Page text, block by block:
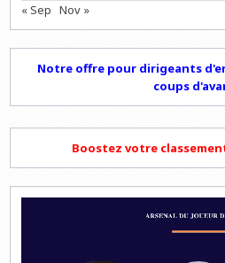
« Sep Nov »
Notre offre pour dirigeants
coups
Boostez votre